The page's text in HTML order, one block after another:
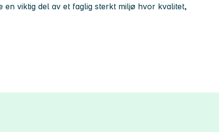
viktig del av et faglig sterkt miljø hvor kvalitet,